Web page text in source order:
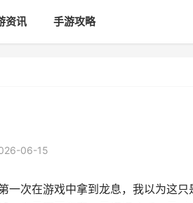
资讯 手游攻略
06-15
一次在游戏中拿到龙息，我以为这